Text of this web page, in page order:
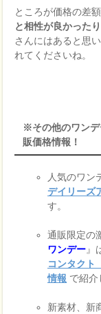
ところが価格の差
と相性が良かったり
さんにはあると思
れてくださいね。
※その他のワンデ
販価格情報！
人気のワン
デイリーズ
す。
通販限定の
ワンデー』
コンタクト
情報 で紹介
新素材、新